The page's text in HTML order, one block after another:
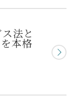
法と
本格